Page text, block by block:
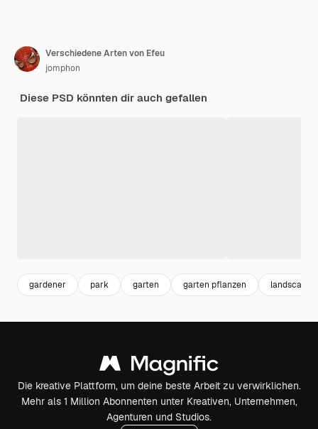
Verschiedene Arten von Efeu
jomphon
Diese PSD könnten dir auch gefallen
gardener park garten garten pflanzen landscape
Die kreative Plattform, um deine beste Arbeit zu verwirklichen.
Mehr als 1 Million Abonnenten unter Kreativen, Unternehmen,
Agenturen und Studios.